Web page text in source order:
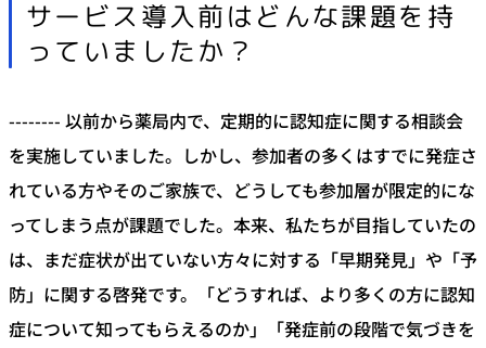
サービス導入前はどんな課題を持
っていましたか？
-------- 以前から薬局内で、定期的に認知症に関する相談会
を実施していました。しかし、参加者の多くはすでに発症さ
れている方やそのご家族で、どうしても参加層が限定的にな
ってしまう点が課題でした。本来、私たちが目指していたの
は、まだ症状が出ていない方々に対する「早期発見」や「予
防」に関する啓発です。「どうすれば、より多くの方に認知
症について知ってもらえるのか」「発症前の段階で気づきを